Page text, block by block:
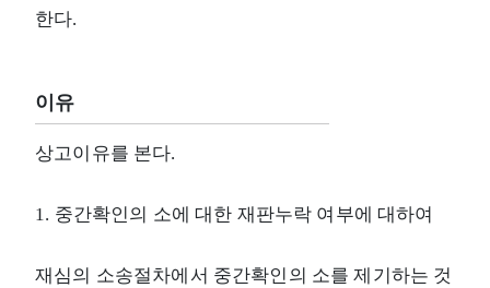
한다.
이유
상고이유를 본다.
1. 중간확인의 소에 대한 재판누락 여부에 대하여
재심의 소송절차에서 중간확인의 소를 제기하는 것